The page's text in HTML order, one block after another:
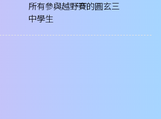
所有參與越野賽的圓玄三
中學生